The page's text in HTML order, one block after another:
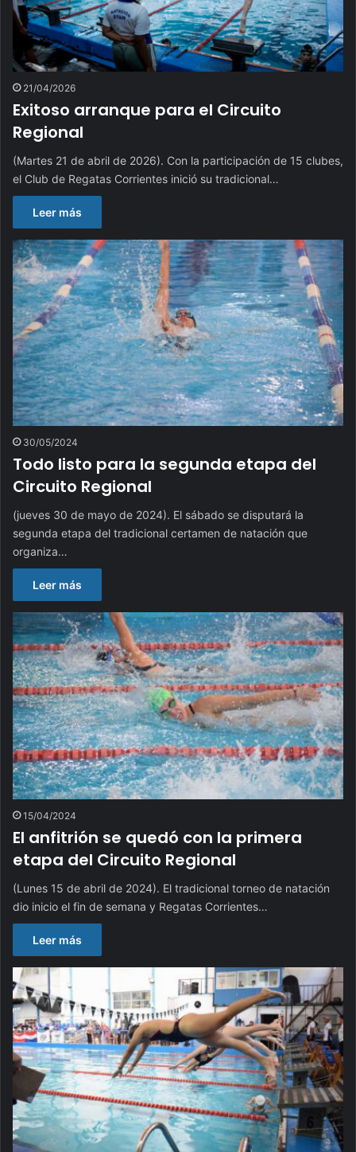
21/04/2026
Exitoso arranque para el Circuito
Regional
(Martes 21 de abril de 2026). Con la participación de 15 clubes,
el Club de Regatas Corrientes inició su tradicional…
Leer más
30/05/2024
Todo listo para la segunda etapa del
Circuito Regional
(jueves 30 de mayo de 2024). El sábado se disputará la
segunda etapa del tradicional certamen de natación que
organiza…
Leer más
15/04/2024
El anfitrión se quedó con la primera
etapa del Circuito Regional
(Lunes 15 de abril de 2024). El tradicional torneo de natación
dio inicio el fin de semana y Regatas Corrientes…
Leer más